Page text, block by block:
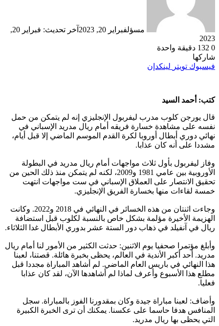
مسؤلفبراير 20, 2023
آخر تحديث: فبراير 20,
2023
0
دقيقة واحدة
شاركها
فيسبوك تويتر لينكدإن
كتب: أحمد السيد
قال يورجن كلوب مدرب ليفربول الإنجليزي إنه لم يتمكن من حمل
نفسه على مشاهدة خسارة فريقه أمام ريال مدريد الإسباني في
نهائي دوري أبطال أوروبا لكرة القدم الموسم الماضي إلا قبل أيام،
مشددا على أنه كان عذابا.
وفاز ليفربول بأول ثلاث مواجهات أمام ريال مدريد في البطولة
الأوروبية بين عامي 1981 و2009، لكنه لم يتمكن منذ ذلك الحين من
تحقيق الانتصار على العملاق الإسباني في ست مواجهات انتهت
خمسة لقاءات منها بخسارة الفريق الإنجليزي.
وجاءت اثنتان من هذه الخسائر في النهائي في 2018 و2022. وكانت
الهزيمة الأخيرة مؤلمة بشكل خاص بالنسبة لكلوب قبل استضافة
ريال في آنفيلد في ذهاب دور الستة عشر بدوري الأبطال غدا الثلاثاء.
وأبلغ مؤتمرا صحفيا يوم الاثنين: حدثت الكثير من الأمور لنا أمام ريال
مدريد. أحد أكبر الأندية في العالم، يحظى بخبرة هائلة. قصتنا، لعبنا
هذا النهائي في باريس العام الماضي. لم أشاهد المباراة مجددا قبل
مطلع هذا الأسبوع وأعرف لماذا لم أشاهدها الآن، لقد كان عذابا
فعليا.
وأضاف: لعبنا مباراة جيدة وكان بمقدورنا الفوز بالمباراة. سجل
المنافس هدفا حاسما على عكسنا. يمكنك أن ترى الخبرة الكبيرة
التي يحظى بها ريال مدريد.